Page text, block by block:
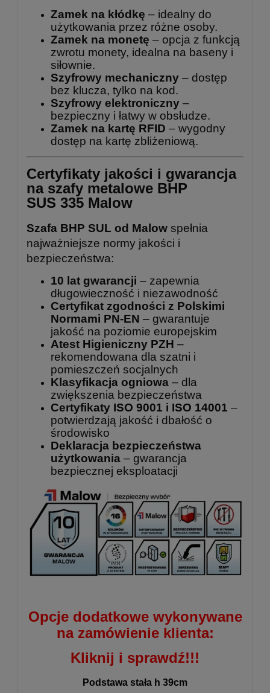
Zamek na kłódkę – idealny do
użytkowania przez różne osoby.
Zamek na monetę – opcja z funkcją
zwrotu monety, idealna na baseny i
siłownie.
Szyfrowy mechaniczny – dostęp
bez klucza, tylko na kod.
Szyfrowy elektroniczny –
bezpieczny i łatwy w obsłudze.
Zamek na kartę RFID – wygodny
dostęp na kartę zbliżeniową.
Certyfikaty jakości i gwarancja
na szafy metalowe BHP
SUS 335 Malow
Szafa BHP SUL od Malow spełnia
najważniejsze normy jakości i
bezpieczeństwa:
10 lat gwarancji – zapewnia
długowieczność i niezawodność
Certyfikat zgodności z Polskimi
Normami PN-EN – gwarantuje
jakość na poziomie europejskim
Atest Higieniczny PZH –
rekomendowana dla szatni i
pomieszczeń socjalnych
Klasyfikacja ogniowa – dla
zwiększenia bezpieczeństwa
Certyfikaty ISO 9001 i ISO 14001 –
potwierdzają jakość i dbałość o
środowisko
Deklaracja bezpieczeństwa
użytkowania – gwarancja
bezpiecznej eksploatacji
Opcje dodatkowe wykonywane
na zamówienie klienta:
Kliknij i sprawdź!!!
Podstawa stała h 39cm